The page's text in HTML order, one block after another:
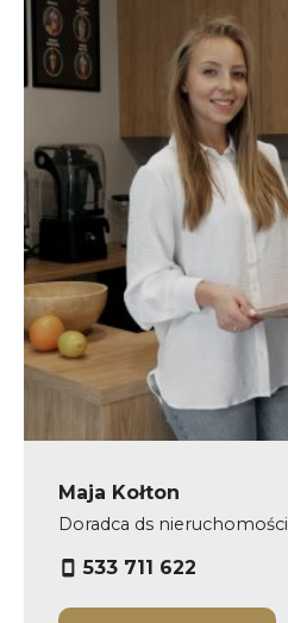
Maja Kołton
Doradca ds nieruchomości
533 711 622